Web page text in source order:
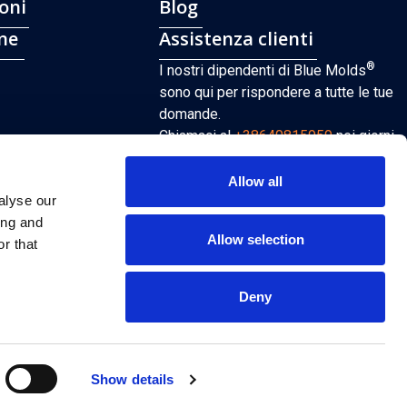
our
and
that
Show details
Allow all
Allow selection
Deny
Blog
Assistenza clienti
I nostri dipendenti di Blue Molds®
sono qui per rispondere a tutte le tue
domande.
Chiamaci al+38640815959nei giorni
feriali dalle 8:00 alle 16:00 oppure
invia un’e-mail a
CONTATTO